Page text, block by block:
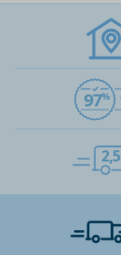
97
2,5